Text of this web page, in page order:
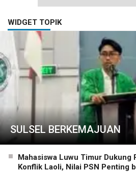
WIDGET TOPIK
SULSEL BERKEMAJUAN
Mahasiswa Luwu Timur Dukung
Konflik Laoli, Nilai PSN Penting